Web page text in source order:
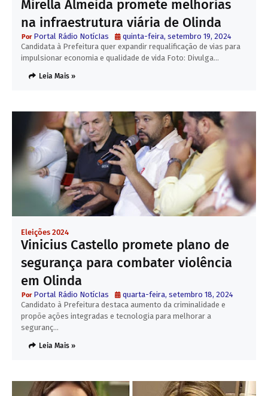
Mirella Almeida promete melhorias
na infraestrutura viária de Olinda
Portal Rádio NotícIas
quinta-feira, setembro 19, 2024
Candidata à Prefeitura quer expandir requalificação de vias para
impulsionar economia e qualidade de vida Foto: Divulga…
Leia Mais »
Eleições 2024
Vinicius Castello promete plano de
segurança para combater violência
em Olinda
Portal Rádio NotícIas
quarta-feira, setembro 18, 2024
Candidato à Prefeitura destaca aumento da criminalidade e
propõe ações integradas e tecnologia para melhorar a
seguranç…
Leia Mais »